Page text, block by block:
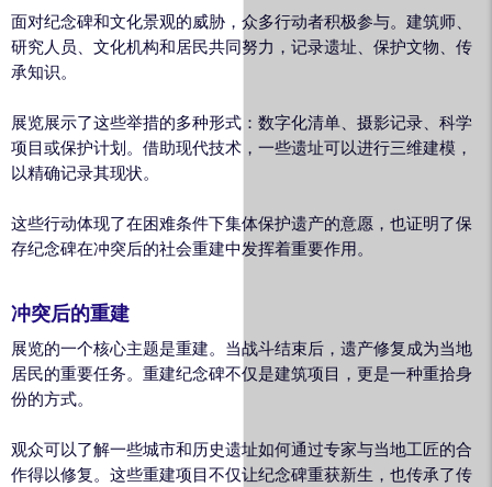
面对纪念碑和文化景观的威胁，众多行动者积极参与。建筑师、
研究人员、文化机构和居民共同努力，记录遗址、保护文物、传
承知识。
展览展示了这些举措的多种形式：数字化清单、摄影记录、科学
项目或保护计划。借助现代技术，一些遗址可以进行三维建模，
以精确记录其现状。
这些行动体现了在困难条件下集体保护遗产的意愿，也证明了保
存纪念碑在冲突后的社会重建中发挥着重要作用。
冲突后的重建
展览的一个核心主题是重建。当战斗结束后，遗产修复成为当地
居民的重要任务。重建纪念碑不仅是建筑项目，更是一种重拾身
份的方式。
观众可以了解一些城市和历史遗址如何通过专家与当地工匠的合
作得以修复。这些重建项目不仅让纪念碑重获新生，也传承了传